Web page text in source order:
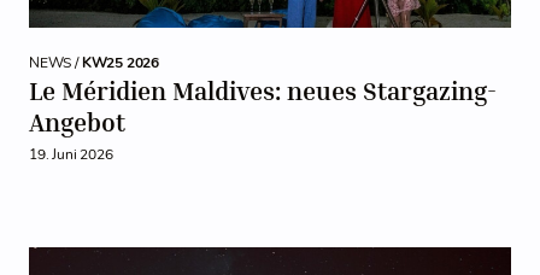
NEWS /KW25 2026
Le Méridien Maldives: neues Stargazing-
Angebot
19. Juni 2026